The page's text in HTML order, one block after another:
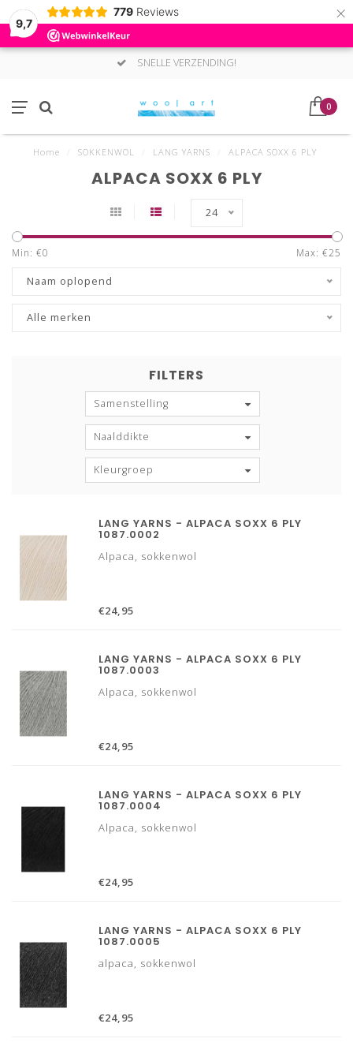
9,7
779 Reviews ×
SNELLE VERZENDING!
0
Home SOKKENWOL LANG YARNS ALPACA SOXX 6 PLY
ALPACA SOXX 6 PLY
24
Min: €0 Max: €25
Naam oplopend
Alle merken
FILTERS
Samenstelling
Naalddikte
Kleurgroep
LANG YARNS - ALPACA SOXX 6 PLY
1087.0002
Alpaca, sokkenwol
€24,95
LANG YARNS - ALPACA SOXX 6 PLY
1087.0003
Alpaca, sokkenwol
€24,95
LANG YARNS - ALPACA SOXX 6 PLY
1087.0004
Alpaca, sokkenwol
€24,95
LANG YARNS - ALPACA SOXX 6 PLY
1087.0005
alpaca, sokkenwol
€24,95